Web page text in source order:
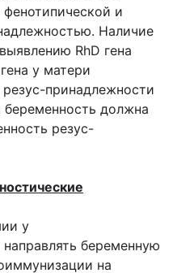
и
Наличие
RhD гена
у матери
принадлежности
должна
резус-
у
направлять беременную
на